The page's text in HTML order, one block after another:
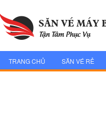
TRANG CHỦ SĂN VÉ RẺ